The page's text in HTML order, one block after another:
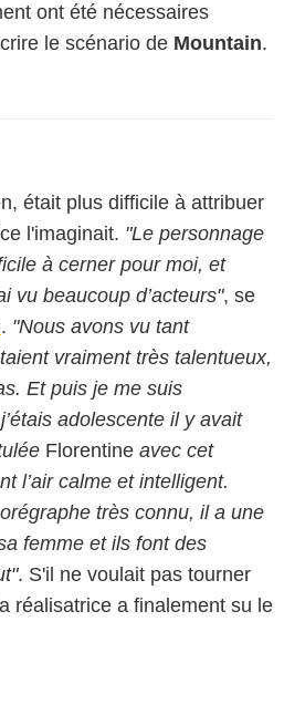
ont été nécessaires
le scénario de Mountain.
était plus difficile à attribuer
l'imaginait. "Le personnage
à cerner pour moi, et
vu beaucoup d’acteurs", se
. "Nous avons vu tant
vraiment très talentueux,
Et puis je me suis
adolescente il y avait
Florentine avec cet
l’air calme et intelligent.
très connu, il a une
femme et ils font des
. S'il ne voulait pas tourner
réalisatrice a finalement su le